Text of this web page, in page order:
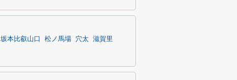
坂本比叡山口 松ノ馬場 穴太 滋賀里